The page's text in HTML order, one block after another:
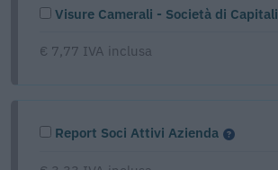
Visure Camerali - Società di Capitali
€ 7,77 IVA inclusa
Report Soci Attivi Azienda